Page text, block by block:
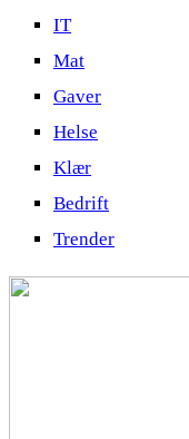
IT
Mat
Gaver
Helse
Klær
Bedrift
Trender